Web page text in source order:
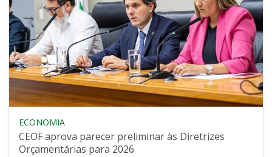
ECONOMIA
CEOF aprova parecer preliminar às Diretrizes
Orçamentárias para 2026